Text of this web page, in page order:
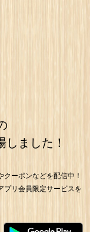
ました！
ーポンなどを配信中！
プリ会員限定サービスを